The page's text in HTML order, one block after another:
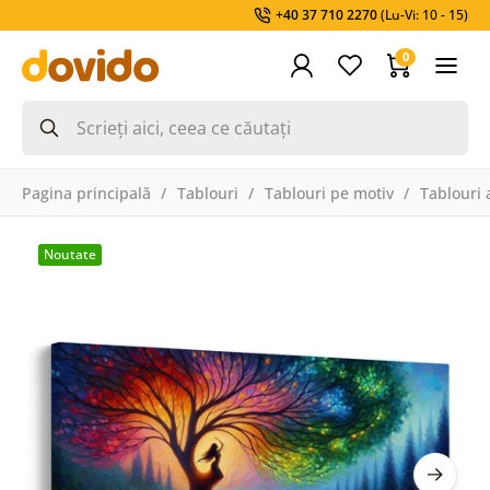
+40 37 710 2270(Lu-Vi: 10 - 15)
0
Pagina principală Tablouri Tablouri pe motiv Tablouri
Noutate